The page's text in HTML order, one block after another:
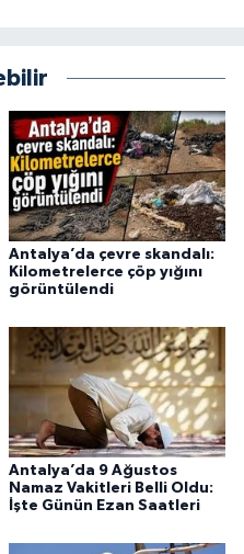
anlayışımda etik
içeriklerle kamuoyuna
Antalya’da çevre skandalı:
Kilometrelerce çöp yığını
görüntülendi
Antalya’da 9 Ağustos
Namaz Vakitleri Belli Oldu:
İşte Günün Ezan Saatleri